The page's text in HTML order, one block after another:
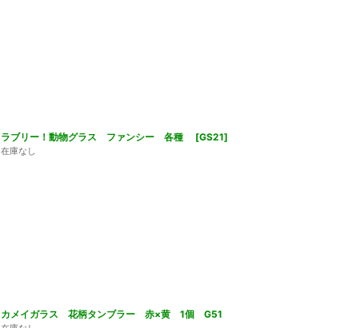
ラブリー！動物グラス ファンシー 各種 [GS21]
在庫なし
カメイガラス 花柄タンブラー 赤×黄 1個 G51